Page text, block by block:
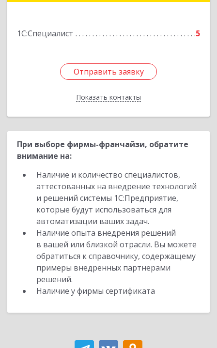
1С:Специалист 5
Отправить заявку
Показать контакты
Отправить заявку
Назад
При выборе фирмы-франчайзи, обратите
внимание на:
Наличие и количество специалистов,
аттестованных на внедрение технологий
и решений системы 1С:Предприятие,
которые будут использоваться для
автоматизации ваших задач.
Наличие опыта внедрения решений
в вашей или близкой отрасли. Вы можете
обратиться к справочнику, содержащему
примеры внедренных партнерами
решений.
Наличие у фирмы сертификата